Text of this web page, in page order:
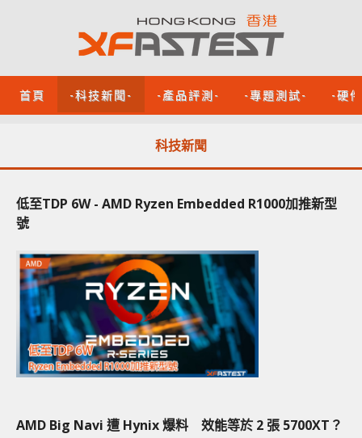
首頁 -科技新聞- -產品評測- -專題測試- -硬
科技新聞
低至TDP 6W - AMD Ryzen Embedded R1000加推新型
號
AMD Big Navi 遭 Hynix 爆料 效能等於 2 張 5700XT？